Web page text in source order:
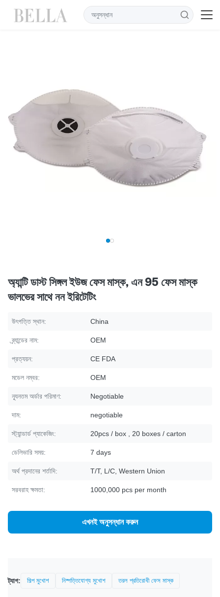
অ্যান্টি ডাস্ট সিঙ্গল ইউজ ফেস মাস্ক, এন 95 ফেস মাস্ক
ভালভের সাথে নন ইরিটেটিং
উৎপত্তি স্থান: China
ব্র্যান্ডের নাম: OEM
প্রত্যয়ন: CE FDA
মডেল নম্বর: OEM
ন্যূনতম অর্ডার পরিমাণ: Negotiable
দাম: negotiable
স্ট্যান্ডার্ড প্যাকেজিং: 20pcs / box , 20 boxes / carton
ডেলিভারি সময়: 7 days
অর্থ প্রদানের শর্তাদি: T/T, L/C, Western Union
সরবরাহ ক্ষমতা: 1000,000 pcs per month
এখনই অনুসন্ধান করুন
ট্যাগ: শিল্প মুখোশ নিষ্পত্তিযোগ্য মুখোশ তরল প্রতিরোধী ফেস মাস্ক